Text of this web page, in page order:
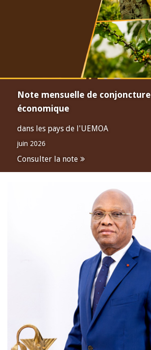
Note mensuelle de conjoncture
économique
dans les pays de l'UEMOA
juin 2026
Consulter la note